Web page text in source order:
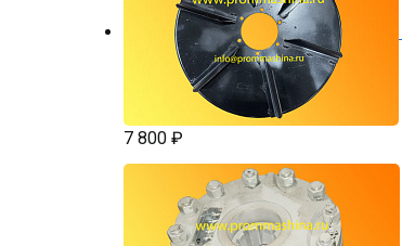
7 800 ₽